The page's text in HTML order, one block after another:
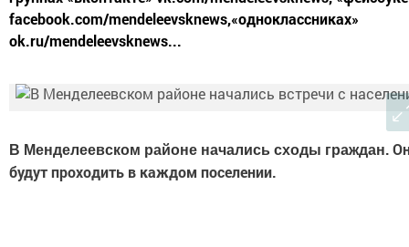
facebook.com/mendeleevsknews,«одноклассниках»
ok.ru/mendeleevsknews...
В Менделеевском районе начались сходы граждан.
будут проходить в каждом поселении.